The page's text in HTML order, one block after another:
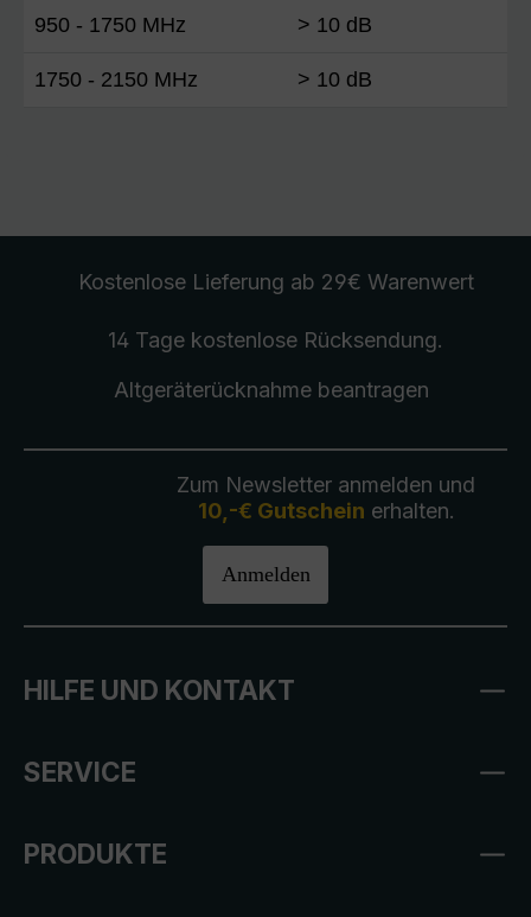
950 - 1750 MHz > 10 dB
1750 - 2150 MHz > 10 dB
Kostenlose Lieferung ab 29€ Warenwert
14 Tage kostenlose Rücksendung.
Altgeräterücknahmebeantragen
Zum Newsletter anmelden und
10,-€ Gutschein erhalten.
Anmelden
HILFE UND KONTAKT
SERVICE
PRODUKTE